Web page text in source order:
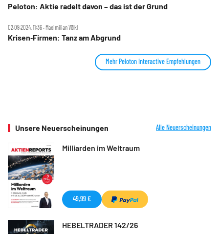
Peloton: Aktie radelt davon – das ist der Grund
02.09.2024, 11:36 ‧ Maximilian Völkl
Krisen‑Firmen: Tanz am Abgrund
Mehr Peloton Interactive Empfehlungen
Unsere Neuerscheinungen Alle Neuerscheinungen
Milliarden im Weltraum
49,99 €
HEBELTRADER 142/26